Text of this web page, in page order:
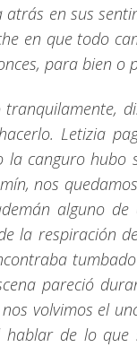
en sus
en que todo
para bien o
Letizia
la canguro hubo
nos
alguno de
la respiración
pareció
volvimos el
de lo que